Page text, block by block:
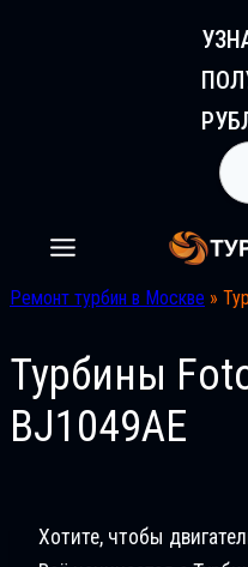
Ремонт турбин в Москве »
Турбины
BJ1049AE
Хотите, чтобы